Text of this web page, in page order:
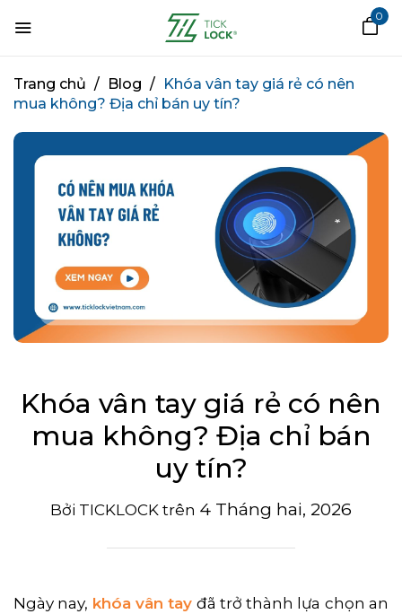
0
Trang chủ / Blog / Khóa vân tay giá rẻ có nên
mua không? Địa chỉ bán uy tín?
Khóa vân tay giá rẻ có nên
mua không? Địa chỉ bán
uy tín?
Bởi TICKLOCK trên 4 Tháng hai, 2026
Ngày nay, khóa vân tay đã trở thành lựa chọn an